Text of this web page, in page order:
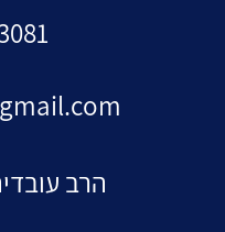
הרב עובדיה